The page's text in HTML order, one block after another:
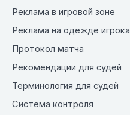
Реклама в игровой зоне
Реклама на одежде игрока
Протокол матча
Рекомендации для судей
Терминология для судей
Система контроля